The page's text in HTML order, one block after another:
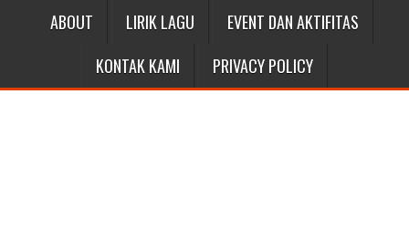
ABOUT LIRIK LAGU
EVENT DAN AKTIFITAS
KONTAK KAMI
PRIVACY POLICY